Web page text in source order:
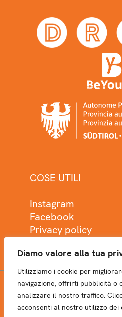
Diamo valore alla tua
Utilizziamo i cookie per
navigazione, offrirti pubblicità o
analizzare il nostro traffico.
acconsenti al nostro utilizzo dei
COSE UTILI
Instagram
Facebook
Privacy policy
NEWSLETTER